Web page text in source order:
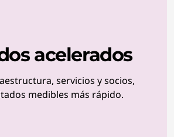
acelerados
servicios y socios,
medibles más rápido.